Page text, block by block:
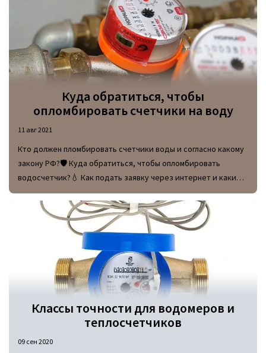
средства. Для того чтобы подать показания со счетчика,
необходимо своевременно его обслуживать. Специалисты
управляющей компании проводят поверку в установленные
сроки и контролируют исправность водомера. Многие
собственники жилых помещений задаются вопросом, как
часто надо проводить поверку счетчиков воды и кто ее
должен выполнять.Куда обратиться, чтобы
опломбировать счетчики на воду
11 авг 2021
Кто должен пломбировать счетчики воды и согласно какому
закону РФ?🛡 Куда обратиться, чтобы опломбировать
водосчетчик?💧 Как подать заявку через интернет и какие
нужны документы.
Классы точности для водомеров и
теплосчетчиков
09 сен 2020